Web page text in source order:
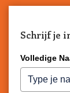
Schrijf je
Volledige